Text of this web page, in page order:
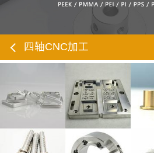
四轴CNC加工